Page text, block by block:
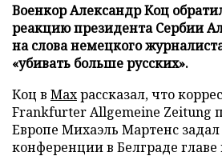
Военкор Александр Коц
реакцию президента Сербии
на слова немецкого
«убивать больше русских».
Коц в Махрассказал, что
Frankfurter Allgemeine Zeitung
Европе Михаэль Мартенс задал
конференции в Белграде